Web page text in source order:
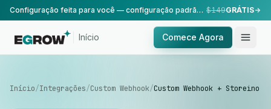
Configuração feita para você — configuração padrão, realizada pela nossa equipe. $149GRÁTIS
Início Comece Agora
Início/Integrações/Custom Webhook/Custom Webhook + Storeino